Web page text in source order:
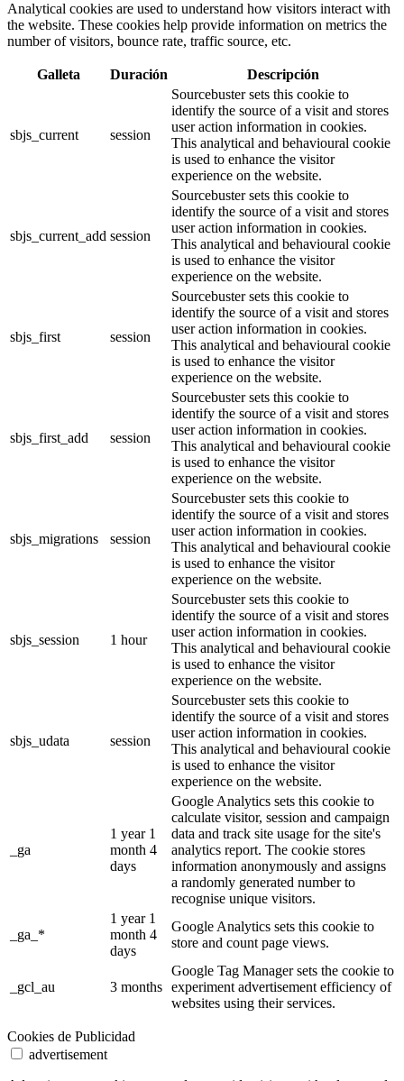
Analytical cookies are used to understand how visitors interact with
the website. These cookies help provide information on metrics the
number of visitors, bounce rate, traffic source, etc.
Galleta Duración Descripción
sbjs_current session
Sourcebuster sets this cookie to
identify the source of a visit and stores
user action information in cookies.
This analytical and behavioural cookie
is used to enhance the visitor
experience on the website.
sbjs_current_add session
Sourcebuster sets this cookie to
identify the source of a visit and stores
user action information in cookies.
This analytical and behavioural cookie
is used to enhance the visitor
experience on the website.
sbjs_first session
Sourcebuster sets this cookie to
identify the source of a visit and stores
user action information in cookies.
This analytical and behavioural cookie
is used to enhance the visitor
experience on the website.
sbjs_first_add session
Sourcebuster sets this cookie to
identify the source of a visit and stores
user action information in cookies.
This analytical and behavioural cookie
is used to enhance the visitor
experience on the website.
sbjs_migrations session
Sourcebuster sets this cookie to
identify the source of a visit and stores
user action information in cookies.
This analytical and behavioural cookie
is used to enhance the visitor
experience on the website.
sbjs_session 1 hour
Sourcebuster sets this cookie to
identify the source of a visit and stores
user action information in cookies.
This analytical and behavioural cookie
is used to enhance the visitor
experience on the website.
sbjs_udata session
Sourcebuster sets this cookie to
identify the source of a visit and stores
user action information in cookies.
This analytical and behavioural cookie
is used to enhance the visitor
experience on the website.
_ga
1 year 1
month 4
days
Google Analytics sets this cookie to
calculate visitor, session and campaign
data and track site usage for the site's
analytics report. The cookie stores
information anonymously and assigns
a randomly generated number to
recognise unique visitors.
_ga_*
1 year 1
month 4
days
Google Analytics sets this cookie to
store and count page views.
_gcl_au 3 months
Google Tag Manager sets the cookie to
experiment advertisement efficiency of
websites using their services.
Cookies de Publicidad
advertisement